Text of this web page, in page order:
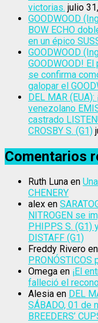
victorias. julio
GOODWOOD
BOW ECHO
en un épico
GOODWOOD
GOODWOOD!
se confirma
galopar el
DEL MAR
venezolano
castrado
CROSBY S. (G1)
Comentarios
Ruth Luna en
CHENERY
alex en
NITROGEN se
PHIPPS S. (G1)
DISTAFF (G1)
Freddy Rivero en
PRONÓSTICOS
Omega en ¡El
falleció el
Alesia en DEL
SÁBADO, 01 de
BREEDERS’